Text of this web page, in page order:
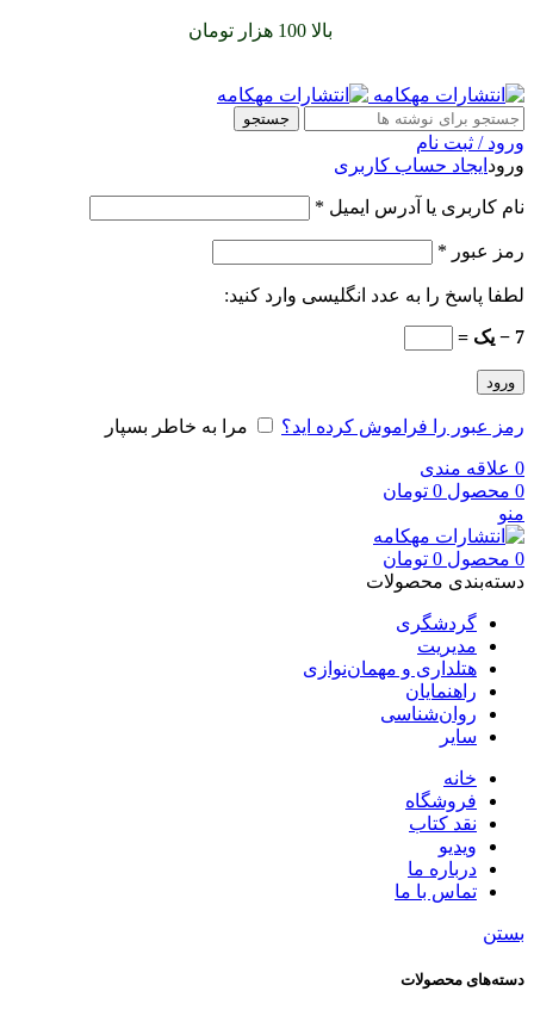
بالا 100 هزار تومان
جستجو
ورود / ثبت نام
ورود ایجاد حساب کاربری
نام کاربری یا آدرس ایمیل *
رمز عبور *
لطفا پاسخ را به عدد انگلیسی وارد کنید:
7 − یک =
ورود
رمز عبور را فراموش کرده اید؟ مرا به خاطر بسپار
0 علاقه مندی
0 محصول 0 تومان
منو
0 محصول 0 تومان
دسته‌بندی محصولات
گردشگری
مدیریت
هتلداری و مهمان‌نوازی
راهنمایان
روان‌شناسی
سایر
خانه
فروشگاه
نقد کتاب
ویدیو
درباره‌ ما
تماس با ما
بستن
دسته‌های محصولات